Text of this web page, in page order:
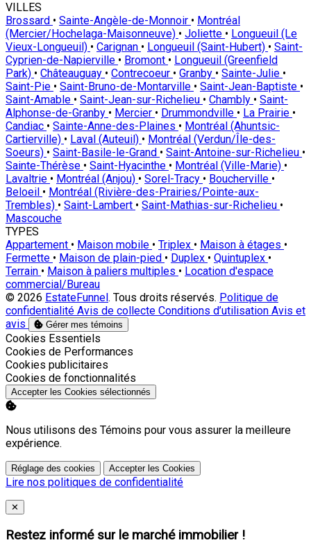
VILLES
Brossard • Sainte-Angèle-de-Monnoir • Montréal
(Mercier/Hochelaga-Maisonneuve) • Joliette • Longueuil (Le
Vieux-Longueuil) • Carignan • Longueuil (Saint-Hubert) • Saint-
Cyprien-de-Napierville • Bromont • Longueuil (Greenfield
Park) • Châteauguay • Contrecoeur • Granby • Sainte-Julie •
Saint-Pie • Saint-Bruno-de-Montarville • Saint-Jean-Baptiste •
Saint-Amable • Saint-Jean-sur-Richelieu • Chambly • Saint-
Alphonse-de-Granby • Mercier • Drummondville • La Prairie •
Candiac • Sainte-Anne-des-Plaines • Montréal (Ahuntsic-
Cartierville) • Laval (Auteuil) • Montréal (Verdun/Île-des-
Soeurs) • Saint-Basile-le-Grand • Saint-Antoine-sur-Richelieu •
Sainte-Thérèse • Saint-Hyacinthe • Montréal (Ville-Marie) •
Lavaltrie • Montréal (Anjou) • Sorel-Tracy • Boucherville •
Beloeil • Montréal (Rivière-des-Prairies/Pointe-aux-
Trembles) • Saint-Lambert • Saint-Mathias-sur-Richelieu •
Mascouche
TYPES
Appartement • Maison mobile • Triplex • Maison à étages •
Fermette • Maison de plain-pied • Duplex • Quintuplex •
Terrain • Maison à paliers multiples • Location d'espace
commercial/Bureau
© 2026 EstateFunnel. Tous droits réservés. Politique de
confidentialité Avis de collecte Conditions d’utilisation Avis et
avis
Gérer mes témoins
Activer
Cookies Essentiels
Activer
Cookies de Performances
Activer
Cookies publicitaires
Activer
Cookies de fonctionnalités
Accepter les Cookies sélectionnés
Nous utilisons des Témoins pour vous assurer la meilleure
expérience.
Réglage des cookies Accepter les Cookies
Lire nos politiques de confidentialité
Close
✕
Restez informé sur le marché immobilier !